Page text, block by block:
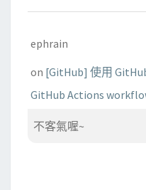
ephrain
on [GitHub] 使用
GitHub Actions
不客氣喔~